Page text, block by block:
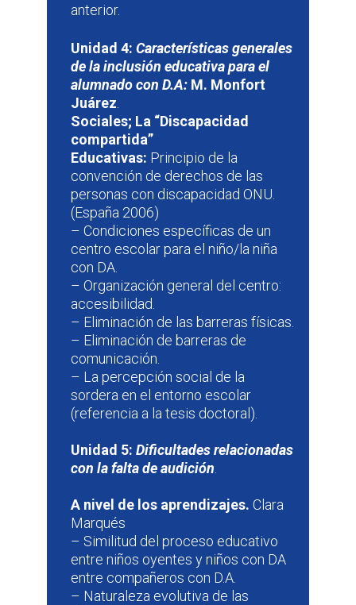
anterior.
Unidad 4: Características generales
de la inclusión educativa para el
alumnado con D.A: M. Monfort
Juárez
Sociales; La “Discapacidad
compartida”
Educativas: Principio de la
convención de derechos de las
personas con discapacidad ONU.
(España 2006)
– Condiciones específicas de un
centro escolar para el niño/la niña
con DA.
– Organización general del centro:
accesibilidad.
– Eliminación de las barreras físicas.
– Eliminación de barreras de
comunicación.
– La percepción social de la
sordera en el entorno escolar
(referencia a la tesis doctoral).
Unidad 5: Dificultades relacionadas
con la falta de audición
A nivel de los aprendizajes. Clara
Marqués
– Similitud del proceso educativo
entre niños oyentes y niños con DA
entre compañeros con D.A.
– Naturaleza evolutiva de las